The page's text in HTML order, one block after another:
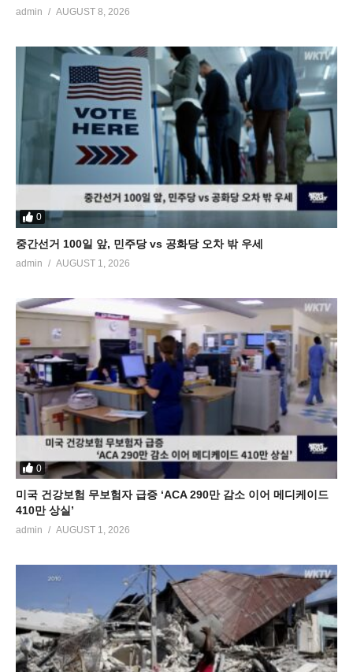
admin AUGUST 8, 2026
0
중간선거 100일 앞, 민주당 vs 공화당 오차 밖 우세
admin AUGUST 1, 2026
0
미국 건강보험 무보험자 급증 ‘ACA 290만 감소 이어 메디케이드
410만 상실’
admin AUGUST 1, 2026